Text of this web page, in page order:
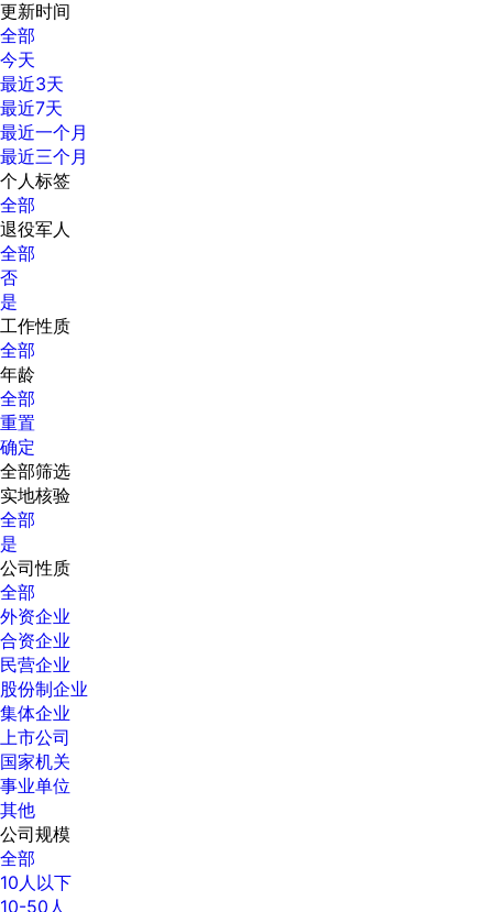
更新时间
全部
今天
最近3天
最近7天
最近一个月
最近三个月
个人标签
全部
退役军人
全部
否
是
工作性质
全部
年龄
全部
重置
确定
全部筛选
实地核验
全部
是
公司性质
全部
外资企业
合资企业
民营企业
股份制企业
集体企业
上市公司
国家机关
事业单位
其他
公司规模
全部
10人以下
10-50人